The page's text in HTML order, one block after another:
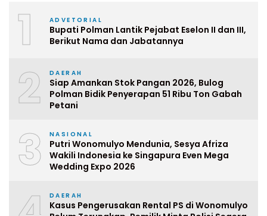
1 ADVETORIAL
Bupati Polman Lantik Pejabat Eselon II dan III,
Berikut Nama dan Jabatannya
2 DAERAH
Siap Amankan Stok Pangan 2026, Bulog
Polman Bidik Penyerapan 51 Ribu Ton Gabah
Petani
3 NASIONAL
Putri Wonomulyo Mendunia, Sesya Afriza
Wakili Indonesia ke Singapura Even Mega
Wedding Expo 2026
DAERAH
Kasus Pengerusakan Rental PS di Wonomulyo